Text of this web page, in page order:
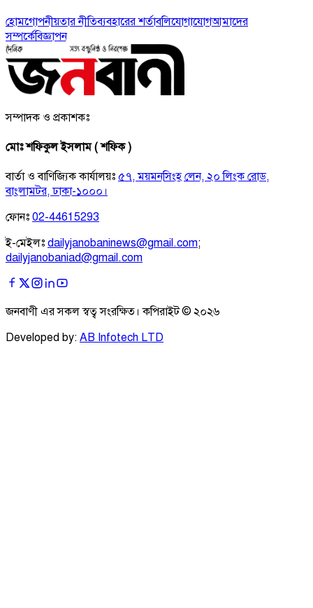
হোমগোপনীয়তার নীতিব্যবহারের শর্তাবলিযোগাযোগআমাদের
সম্পর্কেবিজ্ঞাপন
সম্পাদক ও প্রকাশকঃ
মোঃ শফিকুল ইসলাম ( শফিক )
বার্তা ও বাণিজ্যিক কার্যালয়ঃ ৫৭, ময়মনসিংহ লেন, ২০ লিংক রোড,
বাংলামটর, ঢাকা-১০০০।
ফোনঃ 02-44615293
ই-মেইলঃ dailyjanobaninews@gmail.com;
dailyjanobaniad@gmail.com
জনবাণী এর সকল স্বত্ব সংরক্ষিত। কপিরাইট © ২০২৬
Developed by: AB Infotech LTD